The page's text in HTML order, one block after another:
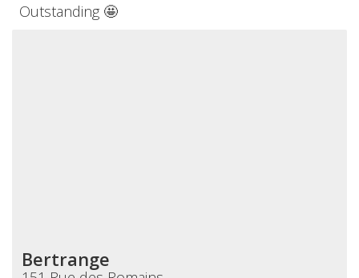
Outstanding 🤩
Bertrange